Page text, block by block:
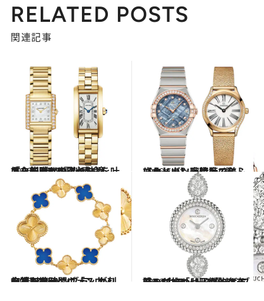
RELATED POSTS
関連記事
2026.5.18
カルティエのアイコン「タンク」をより快適に。約8年の電池寿命を叶えた新時代のクォーツ
旅＆お出かけ 2026.5.21
【オメガ】一生ものにふさわしい、高精度で美しいクォーツ腕時計2選
旅＆お出かけ
2026.5.25
幸福を纏う。ヴァン クリーフ＆アーペル「スウィート アルハンブラ」が刻む特別な時間
旅＆お出かけ 2026.5.28
計3.1カラットの輝き。ブシュロン「セルパンボエム」が放つ、圧倒的存在感のジュエリーウォッチ
旅＆お出かけ